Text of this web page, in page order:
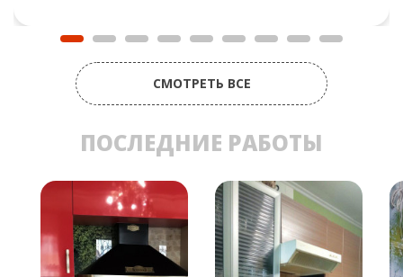
СМОТРЕТЬ ВСЕ
ПОСЛЕДНИЕ РАБОТЫ